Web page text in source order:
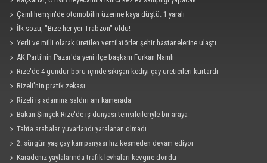
Çamlıhemşin'de otomobilin üzerine kaya düştü: 1 yaralı
İlk sözü, "Bize her yer Trabzon" oldu!
Yerli ve milli olarak üretilen ventilatörler şehir hastanelerine ulaştı
AK Parti'nin Pazar'da yeni ilçe başkanı Furkan Namlı
Rize'de 4 gündür boru içinde sıkışan kediyi çay üreticileri kurtardı
Rizeli'nin pratik zekası
Rizeli iş adamına saldırı anı kamerada
Bakan Şimşek Rize'de iş dünyası temsilcileriyle bir araya
Tahta arabalar yuvarlandı yaralanan olmadı
2. sürgün yaş çay kampanyası hız kesmeden devam ediyor
Karadeniz yaylalarında trafik levhaları kevgire döndü